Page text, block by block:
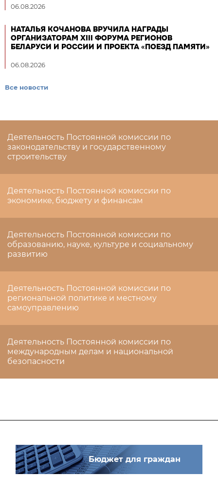
06.08.2026
НАТАЛЬЯ КОЧАНОВА ВРУЧИЛА НАГРАДЫ
ОРГАНИЗАТОРАМ XIII ФОРУМА РЕГИОНОВ
БЕЛАРУСИ И РОССИИ И ПРОЕКТА «ПОЕЗД ПАМЯТИ»
06.08.2026
Все новости
Деятельность Постоянной комиссии по
законодательству и государственному
строительству
Деятельность Постоянной комиссии по
экономике, бюджету и финансам
Деятельность Постоянной комиссии по
образованию, науке, культуре и социальному
развитию
Деятельность Постоянной комиссии по
региональной политике и местному
самоуправлению
Деятельность Постоянной комиссии по
международным делам и национальной
безопасности
Бюджет для граждан